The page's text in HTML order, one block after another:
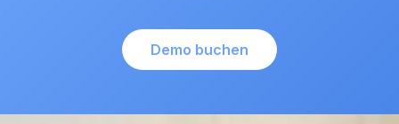
Demo buchen